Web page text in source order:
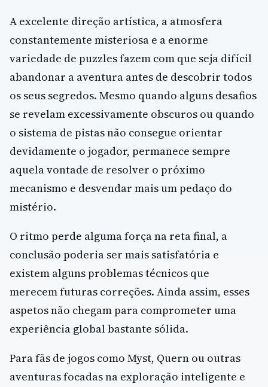
A excelente direção artística, a atmosfera
constantemente misteriosa e a enorme
variedade de puzzles fazem com que seja difícil
abandonar a aventura antes de descobrir todos
os seus segredos. Mesmo quando alguns desafios
se revelam excessivamente obscuros ou quando
o sistema de pistas não consegue orientar
devidamente o jogador, permanece sempre
aquela vontade de resolver o próximo
mecanismo e desvendar mais um pedaço do
mistério.
O ritmo perde alguma força na reta final, a
conclusão poderia ser mais satisfatória e
existem alguns problemas técnicos que
merecem futuras correções. Ainda assim, esses
aspetos não chegam para comprometer uma
experiência global bastante sólida.
Para fãs de jogos como Myst, Quern ou outras
aventuras focadas na exploração inteligente e